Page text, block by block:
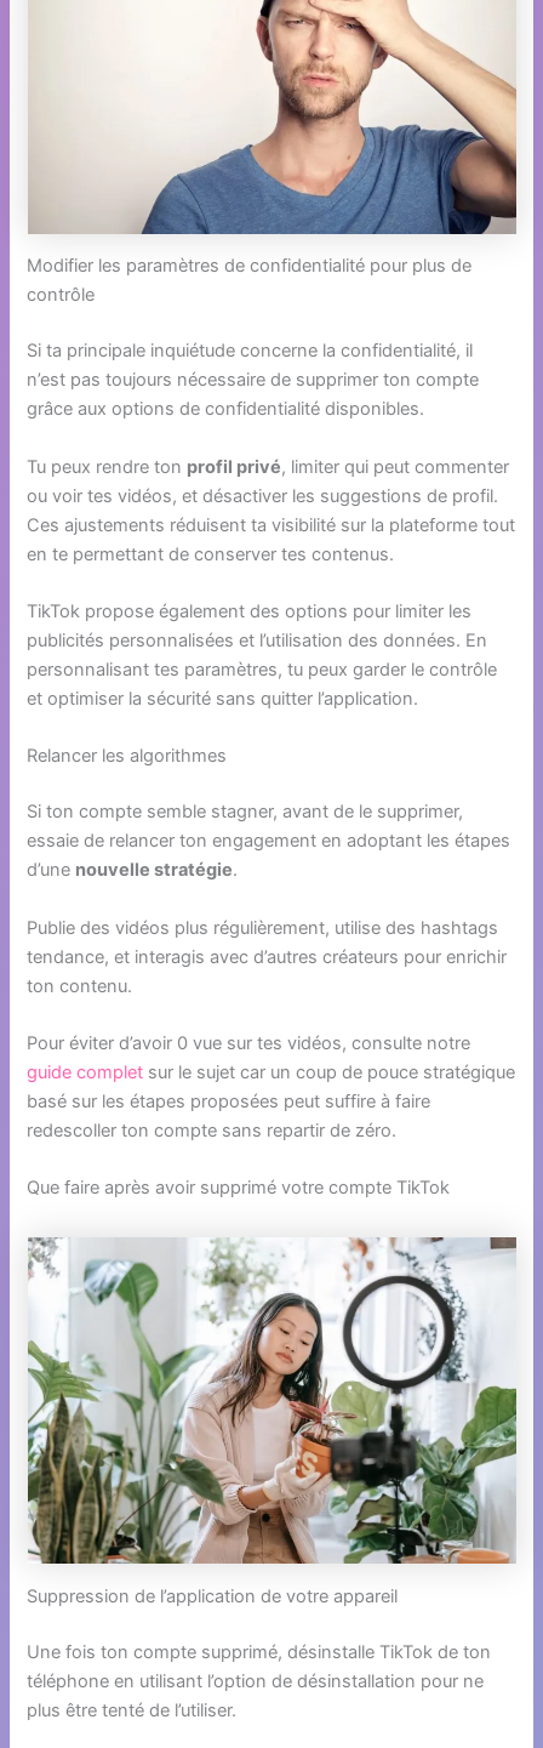
Modifier les paramètres de confidentialité pour plus de
contrôle
Si ta principale inquiétude concerne la confidentialité, il
n’est pas toujours nécessaire de supprimer ton compte
grâce aux options de confidentialité disponibles.
Tu peux rendre ton profil privé, limiter qui peut commenter
ou voir tes vidéos, et désactiver les suggestions de profil.
Ces ajustements réduisent ta visibilité sur la plateforme tout
en te permettant de conserver tes contenus.
TikTok propose également des options pour limiter les
publicités personnalisées et l’utilisation des données. En
personnalisant tes paramètres, tu peux garder le contrôle
et optimiser la sécurité sans quitter l’application.
Relancer les algorithmes
Si ton compte semble stagner, avant de le supprimer,
essaie de relancer ton engagement en adoptant les étapes
d’une nouvelle stratégie.
Publie des vidéos plus régulièrement, utilise des hashtags
tendance, et interagis avec d’autres créateurs pour enrichir
ton contenu.
Pour éviter d’avoir 0 vue sur tes vidéos, consulte notre
guide complet sur le sujet car un coup de pouce stratégique
basé sur les étapes proposées peut suffire à faire
redescoller ton compte sans repartir de zéro.
Que faire après avoir supprimé votre compte TikTok
Suppression de l’application de votre appareil
Une fois ton compte supprimé, désinstalle TikTok de ton
téléphone en utilisant l’option de désinstallation pour ne
plus être tenté de l’utiliser.